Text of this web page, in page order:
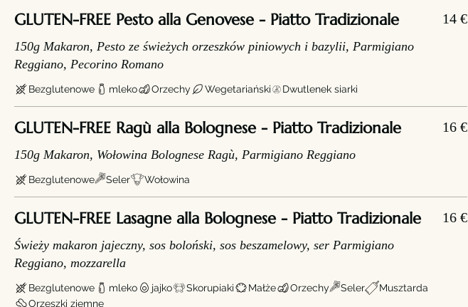
GLUTEN-FREE Pesto alla Genovese - Piatto Tradizionale
150g Makaron, Pesto ze świeżych orzeszków piniowych i bazylii, Parmigiano
Reggiano, Pecorino Romano
14 €
Bezglutenowe mleko Orzechy Wegetariański Dwutlenek siarki
GLUTEN-FREE Ragù alla Bolognese - Piatto Tradizionale
150g Makaron, Wołowina Bolognese Ragù, Parmigiano Reggiano
16 €
Bezglutenowe Seler Wołowina
GLUTEN-FREE Lasagne alla Bolognese - Piatto Tradizionale
Świeży makaron jajeczny, sos boloński, sos beszamelowy, ser Parmigiano
Reggiano, mozzarella
16 €
Bezglutenowe mleko jajko Skorupiaki Małże Orzechy Seler
Musztarda
Orzeszki ziemne